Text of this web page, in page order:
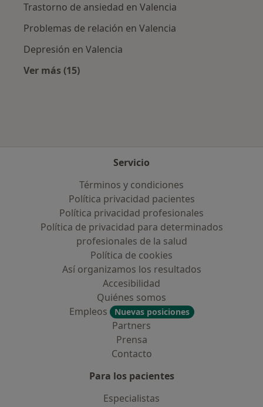
Trastorno de ansiedad en Valencia
Problemas de relación en Valencia
Depresión en Valencia
Ver más (15)
Servicio
Términos y condiciones
Política privacidad pacientes
Política privacidad profesionales
Política de privacidad para determinados
profesionales de la salud
Política de cookies
Así organizamos los resultados
Accesibilidad
Quiénes somos
Empleos
Nuevas posiciones
Partners
Prensa
Contacto
Para los pacientes
Especialistas